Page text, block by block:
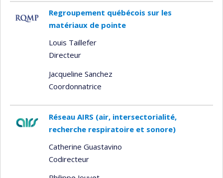
Regroupement québécois sur les
matériaux de pointe
Louis Taillefer
Directeur
Jacqueline Sanchez
Coordonnatrice
Réseau AIRS (air, intersectorialité,
recherche respiratoire et sonore)
Catherine Guastavino
Codirecteur